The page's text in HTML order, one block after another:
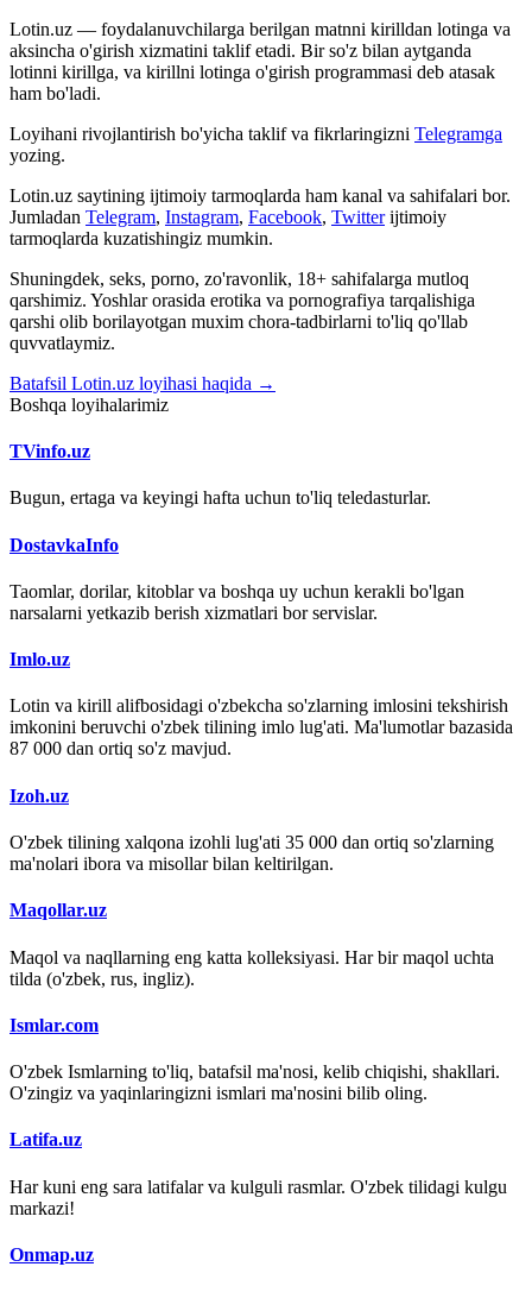
Lotin.uz — foydalanuvchilarga berilgan matnni kirilldan lotinga va
aksincha o'girish xizmatini taklif etadi. Bir so'z bilan aytganda
lotinni kirillga, va kirillni lotinga o'girish programmasi deb atasak
ham bo'ladi.
Loyihani rivojlantirish bo'yicha taklif va fikrlaringizni Telegramga
yozing.
Lotin.uz saytining ijtimoiy tarmoqlarda ham kanal va sahifalari bor.
Jumladan Telegram, Instagram, Facebook, Twitter ijtimoiy
tarmoqlarda kuzatishingiz mumkin.
Shuningdek, seks, porno, zo'ravonlik, 18+ sahifalarga mutloq
qarshimiz. Yoshlar orasida erotika va pornografiya tarqalishiga
qarshi olib borilayotgan muxim chora-tadbirlarni to'liq qo'llab
quvvatlaymiz.
Batafsil Lotin.uz loyihasi haqida →
Boshqa loyihalarimiz
TVinfo.uz
Bugun, ertaga va keyingi hafta uchun to'liq teledasturlar.
DostavkaInfo
Taomlar, dorilar, kitoblar va boshqa uy uchun kerakli bo'lgan
narsalarni yetkazib berish xizmatlari bor servislar.
Imlo.uz
Lotin va kirill alifbosidagi o'zbekcha so'zlarning imlosini tekshirish
imkonini beruvchi o'zbek tilining imlo lug'ati. Ma'lumotlar bazasida
87 000 dan ortiq so'z mavjud.
Izoh.uz
O'zbek tilining xalqona izohli lug'ati 35 000 dan ortiq so'zlarning
ma'nolari ibora va misollar bilan keltirilgan.
Maqollar.uz
Maqol va naqllarning eng katta kolleksiyasi. Har bir maqol uchta
tilda (o'zbek, rus, ingliz).
Ismlar.com
O'zbek Ismlarning to'liq, batafsil ma'nosi, kelib chiqishi, shakllari.
O'zingiz va yaqinlaringizni ismlari ma'nosini bilib oling.
Latifa.uz
Har kuni eng sara latifalar va kulguli rasmlar. O'zbek tilidagi kulgu
markazi!
Onmap.uz